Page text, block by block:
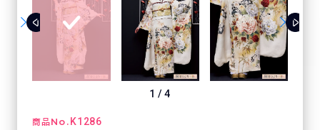
1 /4
商品No. K1286